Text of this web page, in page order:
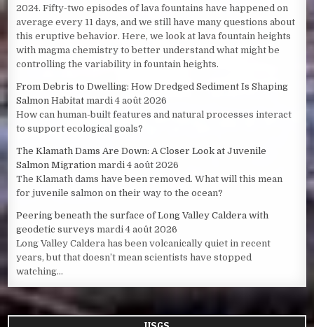
2024. Fifty-two episodes of lava fountains have happened on
average every 11 days, and we still have many questions about
this eruptive behavior. Here, we look at lava fountain heights
with magma chemistry to better understand what might be
controlling the variability in fountain heights.
From Debris to Dwelling: How Dredged Sediment Is Shaping
Salmon Habitat mardi 4 août 2026
How can human-built features and natural processes interact
to support ecological goals?
The Klamath Dams Are Down: A Closer Look at Juvenile
Salmon Migration mardi 4 août 2026
The Klamath dams have been removed. What will this mean
for juvenile salmon on their way to the ocean?
Peering beneath the surface of Long Valley Caldera with
geodetic surveys mardi 4 août 2026
Long Valley Caldera has been volcanically quiet in recent
years, but that doesn’t mean scientists have stopped
watching...